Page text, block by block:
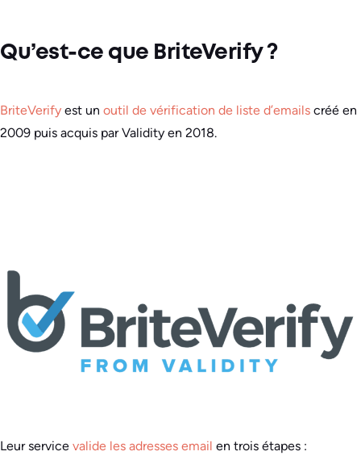
Qu’est-ce que BriteVerify ?
BriteVerify est un outil de vérification de liste d’emails créé en
2009 puis acquis par Validity en 2018.
Leur service valide les adresses email en trois étapes :